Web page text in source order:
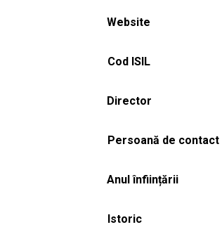
Website
Cod ISIL
Director
Persoană de contact
Anul înființării
Istoric